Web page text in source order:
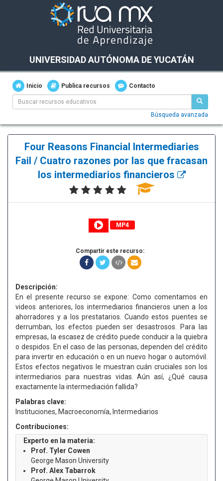
UNIVERSIDAD AUTÓNOMA DE YUCATÁN
Inicio Publica recursos Contacto
Búsqueda avanzada
Four Reasons Financial Intermediaries
Fail / Cuatro razones por las que fracasan
los intermediarios financieros
MP4
Compartir este recurso:
Descripción:
En el presente recurso se expone: Como comentamos en
videos anteriores, los intermediarios financieros unen a los
ahorradores y a los prestatarios. Cuando estos puentes se
derrumban, los efectos pueden ser desastrosos. Para las
empresas, la escasez de crédito puede conducir a la quiebra
o despidos. En el caso de las personas, dependen del crédito
para invertir en educación o en un nuevo hogar o automóvil.
Estos efectos negativos le muestran cuán cruciales son los
intermediarios para nuestras vidas. Aún así, ¿Qué causa
exactamente la intermediación fallida?
Palabras clave:
Instituciones, Macroeconomía, Intermediarios
Contribuciones:
Experto en la materia:
Prof. Tyler Cowen
George Mason University
Prof. Alex Tabarrok